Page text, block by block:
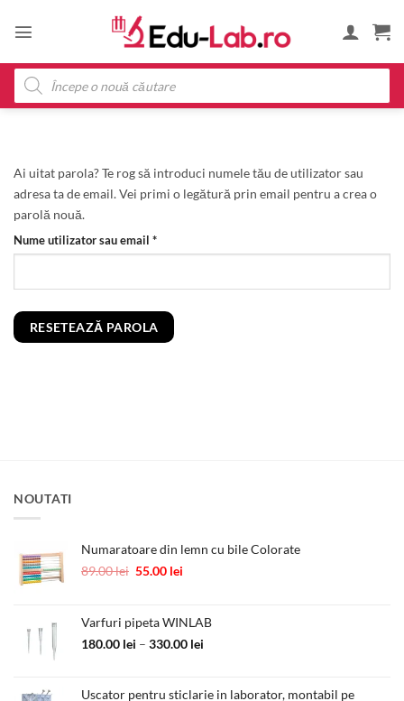
Products
search
Ai uitat parola? Te rog să introduci numele tău de utilizator sau
adresa ta de email. Vei primi o legătură prin email pentru a crea o
parolă nouă.
Nume utilizator sau email *Obligatoriu
RESETEAZĂ PAROLA
NOUTATI
Numaratoare din lemn cu bile Colorate
89.00lei Prețul
fost:
89.00 lei.
55.00 lei
55.00 lei.
Varfuri pipeta WINLAB
180.00 lei – 330.00 lei
180.00 lei
Uscator pentru sticlarie in laborator, montabil pe